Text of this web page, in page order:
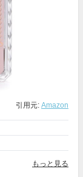
引用元: Amazon
もっと見る